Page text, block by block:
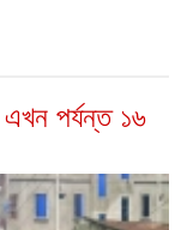
পর্যন্ত ১৬